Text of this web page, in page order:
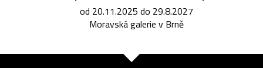
od 20.11.2025 do 29.8.2027
Moravská galerie v Brně